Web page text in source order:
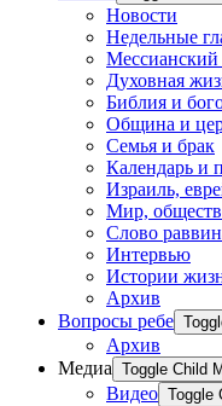
Новости
Недельные
Мессианский
Духовная
Библия и
Община и
Семья и брак
Календарь и
Израиль,
Мир,
Слово
Интервью
Истории
Архив
Вопросы ребе
Архив
Медиа Toggle Child
Видео Toggle